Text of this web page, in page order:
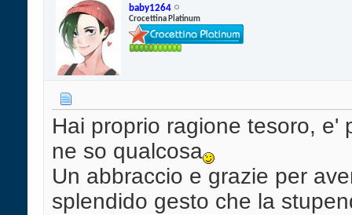
baby1264
Crocettina Platinum
Hai proprio ragione tesoro, e'
ne so qualcosa
Un abbraccio e grazie per
splendido gesto che la